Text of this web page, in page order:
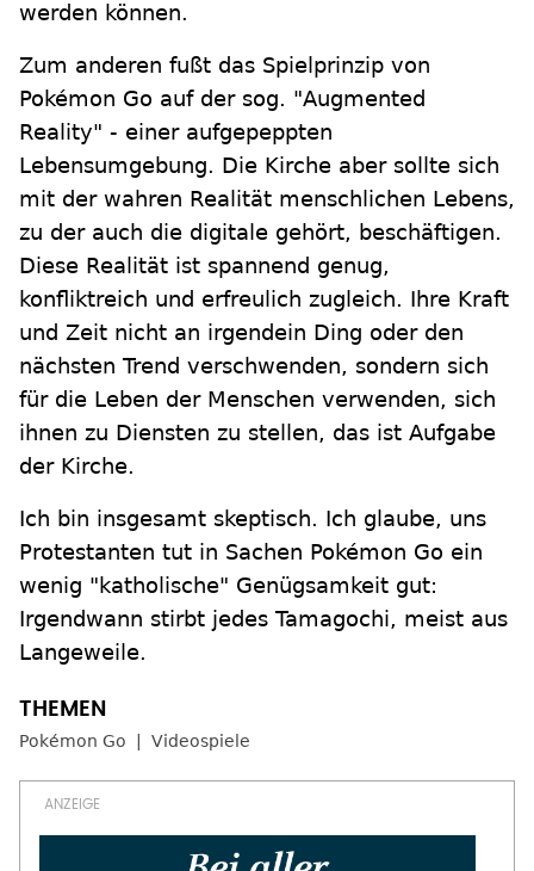
werden können.
Zum anderen fußt das Spielprinzip von
Pokémon Go auf der sog. "Augmented
Reality" - einer aufgepeppten
Lebensumgebung. Die Kirche aber sollte sich
mit der wahren Realität menschlichen Lebens,
zu der auch die digitale gehört, beschäftigen.
Diese Realität ist spannend genug,
konfliktreich und erfreulich zugleich. Ihre Kraft
und Zeit nicht an irgendein Ding oder den
nächsten Trend verschwenden, sondern sich
für die Leben der Menschen verwenden, sich
ihnen zu Diensten zu stellen, das ist Aufgabe
der Kirche.
Ich bin insgesamt skeptisch. Ich glaube, uns
Protestanten tut in Sachen Pokémon Go ein
wenig "katholische" Genügsamkeit gut:
Irgendwann stirbt jedes Tamagochi, meist aus
Langeweile.
Pokémon Go Videospiele